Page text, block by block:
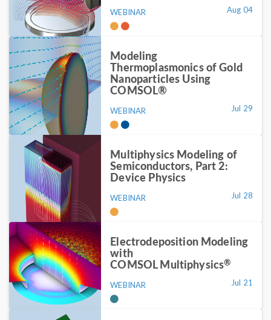
WEBINAR Aug 04
Modeling
Thermoplasmonics of Gold
Nanoparticles Using
COMSOL®
WEBINAR Jul 29
Multiphysics Modeling of
Semiconductors, Part 2:
Device Physics
WEBINAR Jul 28
Electrodeposition Modeling
with
COMSOL Multiphysics®
WEBINAR Jul 21